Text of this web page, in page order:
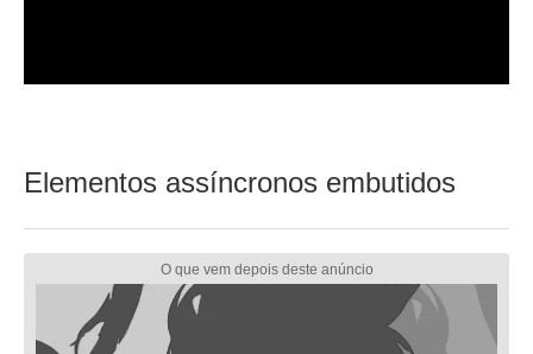
Elementos assíncronos embutidos